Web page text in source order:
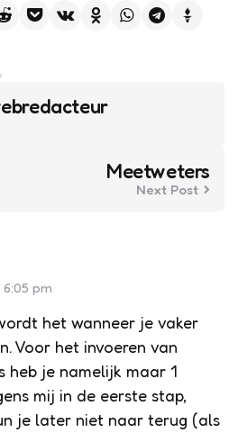
Meetweters
Next Post
pm
het wanneer je vaker
Voor het invoeren van
heb je namelijk maar 1
mij in de eerste stap,
je later niet naar terug (als